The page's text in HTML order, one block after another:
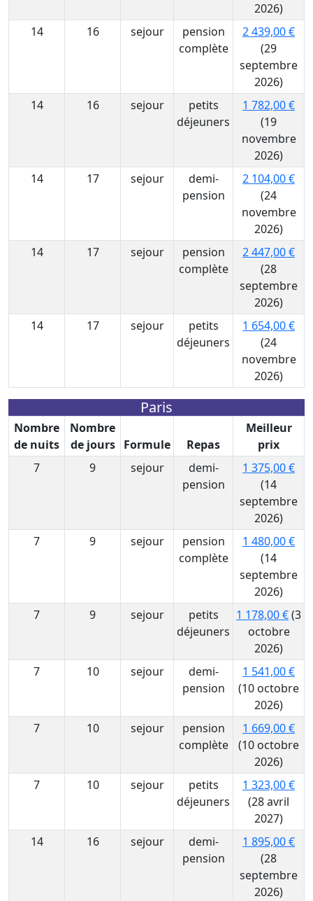
2026)
14
16 sejour
pension
complète
2 439,00 €
(29
septembre
2026)
14
16 sejour
petits
déjeuners
1 782,00 €
(19
novembre
2026)
14
17 sejour
demi-
pension
2 104,00 €
(24
novembre
2026)
14
17 sejour
pension
complète
2 447,00 €
(28
septembre
2026)
14
17 sejour
petits
déjeuners
1 654,00 €
(24
novembre
2026)
Paris
Nombre
de nuits
Nombre
de jours
Formule Repas
Meilleur
prix
7
9 sejour
demi-
pension
1 375,00 €
(14
septembre
2026)
7
9 sejour
pension
complète
1 480,00 €
(14
septembre
2026)
7
9 sejour
petits
déjeuners
1 178,00 €(3
octobre
2026)
7
10 sejour
demi-
pension
1 541,00 €
(10 octobre
2026)
7
10 sejour
pension
complète
1 669,00 €
(10 octobre
2026)
7
10 sejour
petits
déjeuners
1 323,00 €
(28 avril
2027)
14
16 sejour
demi-
pension
1 895,00 €
(28
septembre
2026)